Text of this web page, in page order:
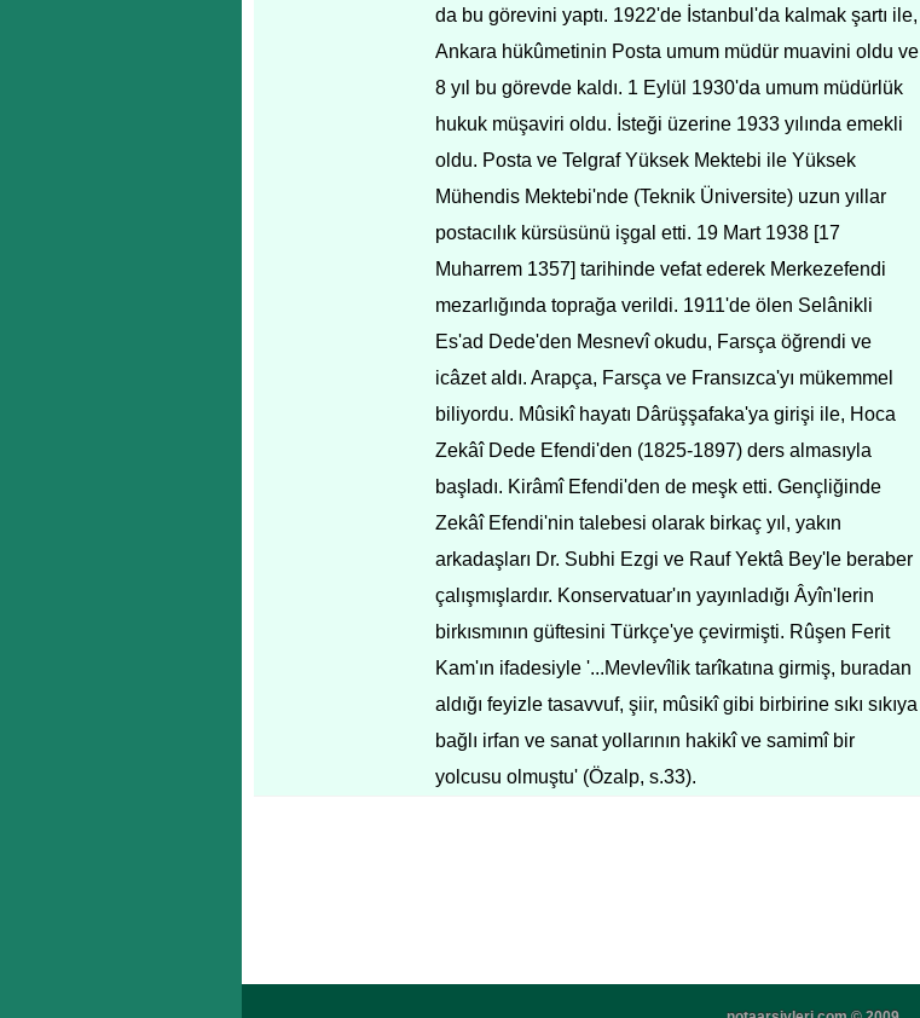
da bu görevini yaptı. 1922'de İstanbul'da kalmak şartı ile,
Ankara hükûmetinin Posta umum müdür muavini oldu ve
8 yıl bu görevde kaldı. 1 Eylül 1930'da umum müdürlük
hukuk müşaviri oldu. İsteği üzerine 1933 yılında emekli
oldu. Posta ve Telgraf Yüksek Mektebi ile Yüksek
Mühendis Mektebi'nde (Teknik Üniversite) uzun yıllar
postacılık kürsüsünü işgal etti. 19 Mart 1938 [17
Muharrem 1357] tarihinde vefat ederek Merkezefendi
mezarlığında toprağa verildi. 1911'de ölen Selânikli
Es'ad Dede'den Mesnevî okudu, Farsça öğrendi ve
icâzet aldı. Arapça, Farsça ve Fransızca'yı mükemmel
biliyordu. Mûsikî hayatı Dârüşşafaka'ya girişi ile, Hoca
Zekâî Dede Efendi'den (1825-1897) ders almasıyla
başladı. Kirâmî Efendi'den de meşk etti. Gençliğinde
Zekâî Efendi'nin talebesi olarak birkaç yıl, yakın
arkadaşları Dr. Subhi Ezgi ve Rauf Yektâ Bey'le beraber
çalışmışlardır. Konservatuar'ın yayınladığı Âyîn'lerin
birkısmının güftesini Türkçe'ye çevirmişti. Rûşen Ferit
Kam'ın ifadesiyle '...Mevlevîlik tarîkatına girmiş, buradan
aldığı feyizle tasavvuf, şiir, mûsikî gibi birbirine sıkı sıkıya
bağlı irfan ve sanat yollarının hakikî ve samimî bir
yolcusu olmuştu' (Özalp, s.33).